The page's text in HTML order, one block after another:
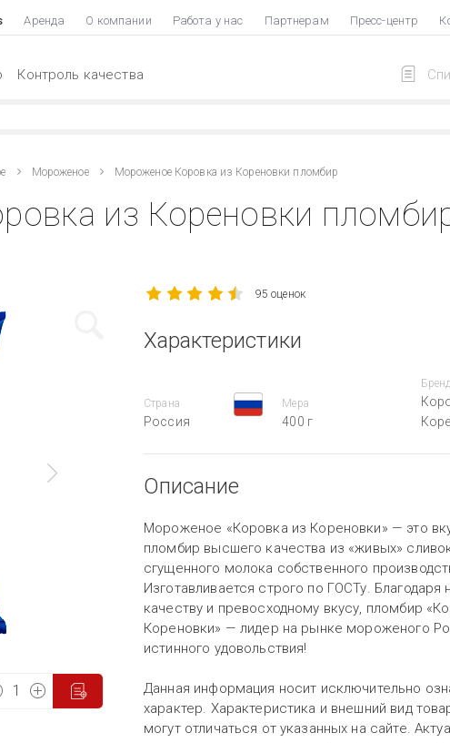
Аренда О компании Работа у нас Партнерам Пресс-центр
Контроль качества
Мороженое Мороженое Коровка из Кореновки пломбир
из Кореновки
95 оценок
Характеристики
Страна
Россия
Мера
400 г
Бренд
Описание
Мороженое «Коровка из Кореновки» — это
пломбир высшего качества из «живых»
сгущенного молока собственного
Изготавливается строго по ГОСТу.
качеству и превосходному вкусу, пломбир
Кореновки» — лидер на рынке мороженого
истинного удовольствия!
Данная информация носит исключительно
характер. Характеристика и внешний вид
могут отличаться от указанных на сайте.